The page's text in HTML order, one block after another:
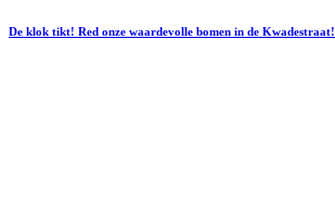
De klok tikt! Red onze waardevolle bomen in de Kwadestraat!